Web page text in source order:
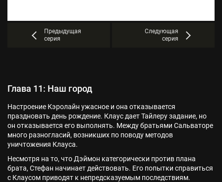
Предыдущая
серия
Следующая
серия
Глава 11: Наш город
Настроение Кэролайн ужасное и она отказывается
праздновать день рождение. Клаус дает Тайлеру задание, но
он отказывается его выполнять. Между братьями Сальваторе
много разногласий, возникших по поводу методов
уничтожения Клауса.
Несмотря на то, что Дэймон категорически против плана
брата, Стефан начинает действовать. Его попытки справиться
с Клаусом приводят к непредсказуемым последствиям.